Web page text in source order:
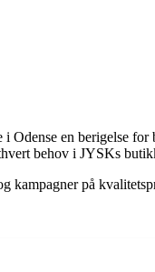
en berigelse
behov i JYSKs
kampagner på